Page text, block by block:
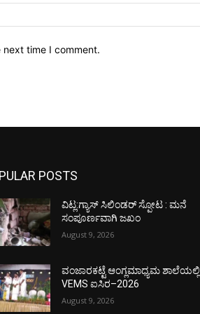
time I comment.
POSTS
ವಿಟ್ಲ:ಗ್ಯಾಸ್ ಸಿಲಿಂಡರ್ ಸ್ಪೋಟ : ಮನೆ
ಸಂಪೂರ್ಣವಾಗಿ ಜಖಂ
August 9, 2026
ವಂಜಾರಕಟ್ಟೆ ಆಂಗ್ಲಮಾಧ್ಯಮ ಶಾಲೆಯಲ್ಲಿ
VEMS ಐಸಿರ–2026
August 9, 2026